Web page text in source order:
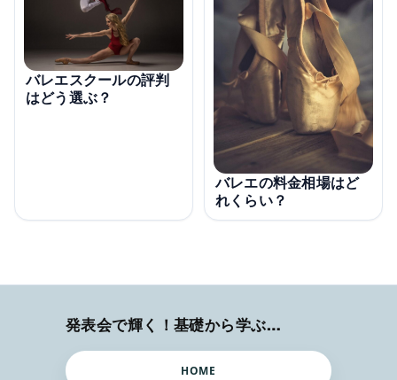
バレエスクールの評判
はどう選ぶ？
バレエの料金相場はど
れくらい？
発表会で輝く！基礎から学ぶバレエ術
HOME